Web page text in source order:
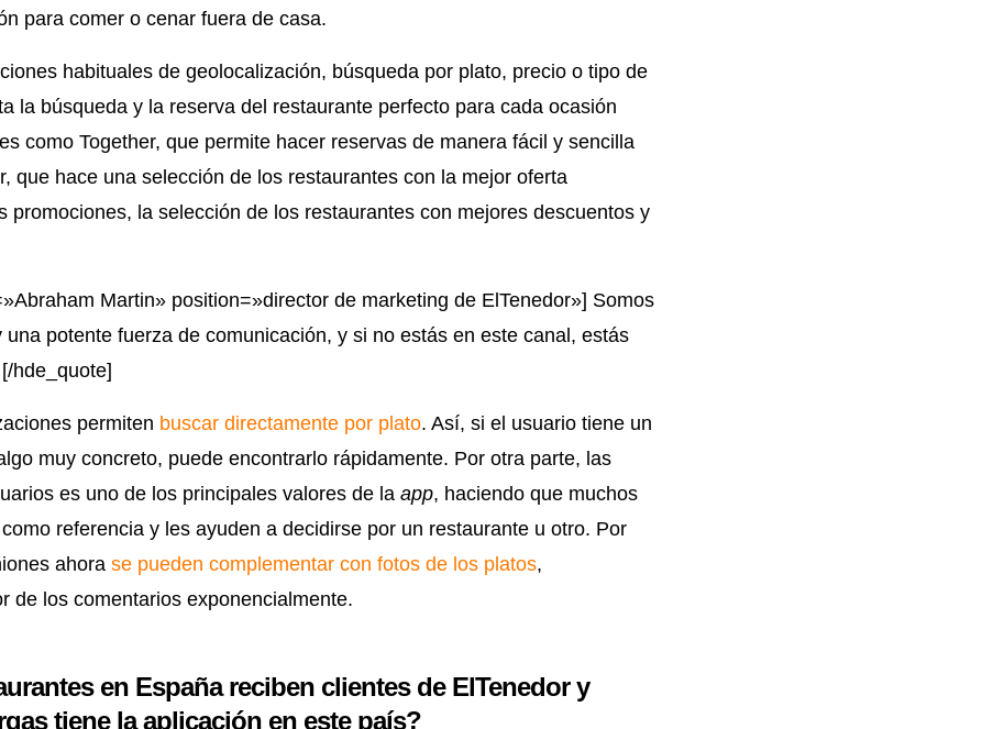
para comer o cenar fuera de casa.
habituales de geolocalización, búsqueda por plato, precio o tipo de
la búsqueda y la reserva del restaurante perfecto para cada ocasión
como Together, que permite hacer reservas de manera fácil y sencilla
que hace una selección de los restaurantes con la mejor oferta
promociones, la selección de los restaurantes con mejores descuentos y
Martin» position=»director de marketing de ElTenedor»] Somos
una potente fuerza de comunicación, y si no estás en este canal, estás
hde_quote]
permiten buscar directamente por plato. Así, si el usuario tiene un
muy concreto, puede encontrarlo rápidamente. Por otra parte, las
es uno de los principales valores de la app, haciendo que muchos
referencia y les ayuden a decidirse por un restaurante u otro. Por
ahora se pueden complementar con fotos de los platos,
de los comentarios exponencialmente.
en España reciben clientes de ElTenedor y
tiene la aplicación en este país?